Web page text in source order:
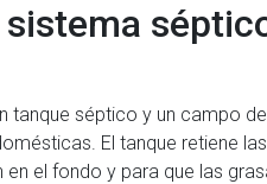
tanque séptico y un campo
El tanque retiene
el fondo y para que las